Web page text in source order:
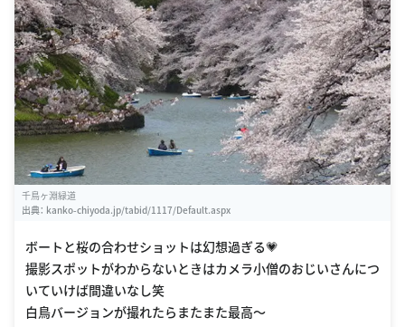
千鳥ヶ淵緑道
出典： kanko-chiyoda.jp/tabid/1117/Default.aspx
ボートと桜の合わせショットは幻想過ぎる💗
撮影スポットがわからないときはカメラ小僧のおじいさんにつ
いていけば間違いなし笑
白鳥バージョンが撮れたらまたまた最高〜